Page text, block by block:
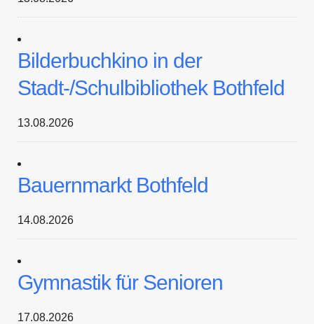
Bilderbuchkino in der
Stadt-/Schulbibliothek Bothfeld
13.08.2026
Bauernmarkt Bothfeld
14.08.2026
Gymnastik für Senioren
17.08.2026